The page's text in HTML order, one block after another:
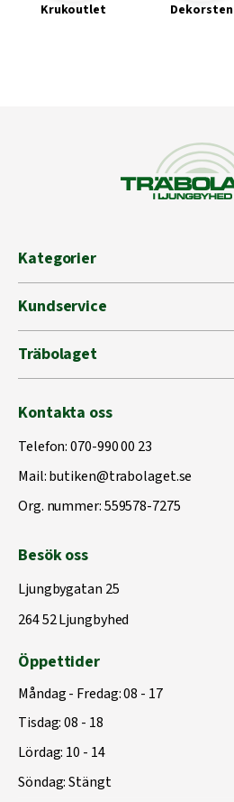
Krukoutlet Dekorsten
Kategorier
Kundservice
Träbolaget
Kontakta oss
Telefon:070-990 00 23
Mail:butiken@trabolaget.se
Org. nummer: 559578-7275
Besök oss
Ljungbygatan 25
264 52 Ljungbyhed
Öppettider
Måndag - Fredag: 08 - 17
Tisdag: 08 - 18
Lördag: 10 - 14
Söndag: Stängt